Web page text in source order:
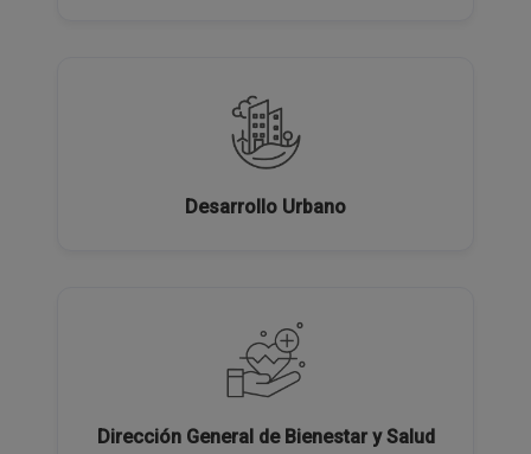
Desarrollo Urbano
Dirección General de Bienestar y Salud